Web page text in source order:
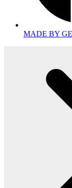
MADE BY